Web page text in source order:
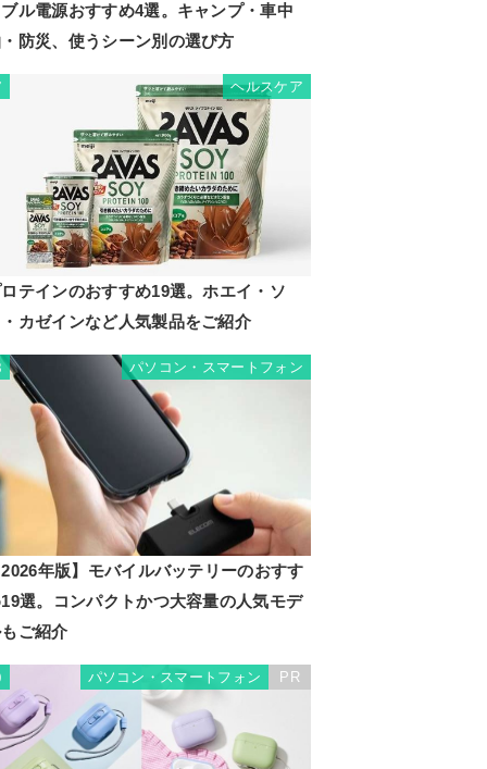
ル電源おすすめ4選。キャンプ・車中
防災、使うシーン別の選び方
ヘルスケア
テインのおすすめ19選。ホエイ・ソ
カゼインなど人気製品をご紹介
パソコン・スマートフォン
年版】モバイルバッテリーのおすす
選。コンパクトかつ大容量の人気モデ
ご紹介
パソコン・スマートフォン PR